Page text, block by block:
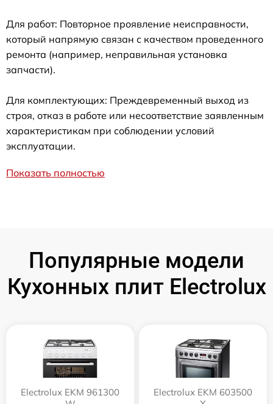
Для работ: Повторное проявление неисправности,
который напрямую связан с качеством проведенного
ремонта (например, неправильная установка
запчасти).
Для комплектующих: Преждевременный выход из
строя, отказ в работе или несоответствие заявленным
характеристикам при соблюдении условий
эксплуатации.
Показать полностью
Популярные модели
Кухонных плит Electrolux
Electrolux EKM 961300
Electrolux EKM 603500